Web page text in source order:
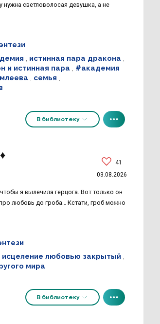
нужна светловолосая девушка, а не
, истинная пара дракона ,
и истинная пара , #академия
, семья ,
В библиотеку
41
03.08.2026
я вылечила герцога. Вот только он
любовь до гроба… Кстати, гроб можно
исцеление любовью закрытый ,
мира
В библиотеку